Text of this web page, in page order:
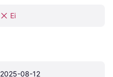
Ei
2025-08-12